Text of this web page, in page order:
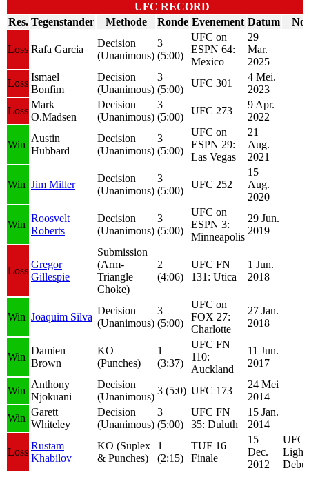
UFC RECORD
Res. Tegenstander Methode Ronde Evenement Datum
Loss Rafa Garcia
Decision
(Unanimous)
3
(5:00)
UFC on
ESPN 64:
Mexico
29
Mar.
2025
Loss
Ismael
Bonfim
Decision
(Unanimous)
3
(5:00)
UFC 301
4 Mei.
2023
Loss
Mark
O.Madsen
Decision
(Unanimous)
3
(5:00)
UFC 273
9 Apr.
2022
Win
Austin
Hubbard
Decision
(Unanimous)
3
(5:00)
UFC on
ESPN 29:
Las Vegas
21
Aug.
2021
Win Jim Miller
Decision
(Unanimous)
3
(5:00)
UFC 252
15
Aug.
2020
Win
Roosvelt
Roberts
Decision
(Unanimous)
3
(5:00)
UFC on
ESPN 3:
Minneapolis
29 Jun.
2019
Loss
Gregor
Gillespie
Submission
(Arm-
Triangle
Choke)
2
(4:06)
UFC FN
131: Utica
1 Jun.
2018
Win Joaquim Silva
Decision
(Unanimous)
3
(5:00)
UFC on
FOX 27:
Charlotte
27 Jan.
2018
Win
Damien
Brown
KO
(Punches)
1
(3:37)
UFC FN
110:
Auckland
11 Jun.
2017
Win
Anthony
Njokuani
Decision
(Unanimous)
3 (5:0) UFC 173
24 Mei
2014
Win
Garett
Whiteley
Decision
(Unanimous)
3
(5:00)
UFC FN
35: Duluth
15 Jan.
2014
Loss
Rustam
Khabilov
KO (Suplex
& Punches)
1
(2:15)
TUF 16
Finale
15
Dec.
2012
UFC
Debut